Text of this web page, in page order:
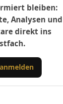
bleiben:
Analysen und
direkt ins